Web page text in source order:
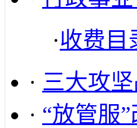
·收费目
· 三大攻
· “放管服